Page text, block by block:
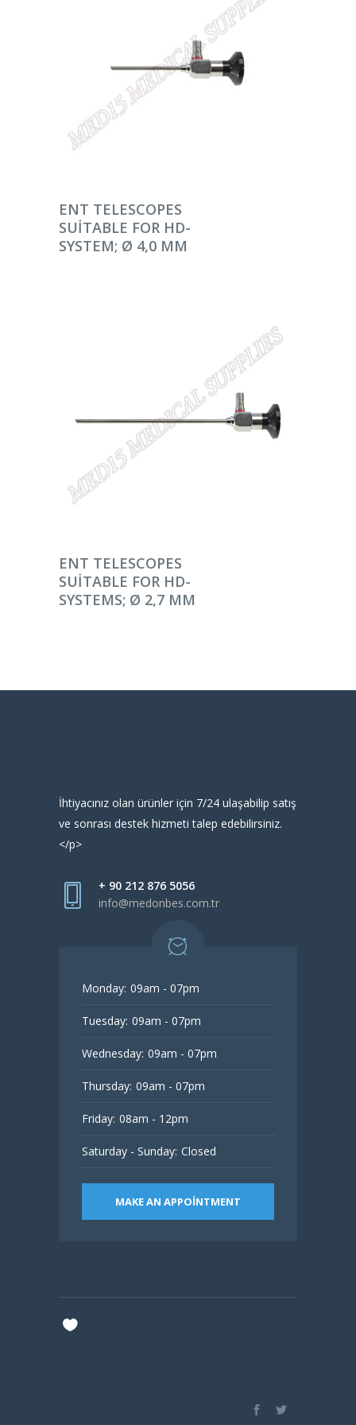
DEVAMINI OKU
ENT TELESCOPES
SUITABLE FOR HD-
SYSTEM; Ø 4,0 MM
DEVAMINI OKU
ENT TELESCOPES
SUITABLE FOR HD-
SYSTEMS; Ø 2,7 MM
İhtiyacınız olan ürünler için 7/24 ulaşabilip satış
ve sonrası destek hizmeti talep edebilirsiniz.
</p>
+ 90 212 876 5056
info@medonbes.com.tr
Monday: 09am - 07pm
Tuesday: 09am - 07pm
Wednesday: 09am - 07pm
Thursday: 09am - 07pm
Friday: 08am - 12pm
Saturday - Sunday: Closed
MAKE AN APPOINTMENT